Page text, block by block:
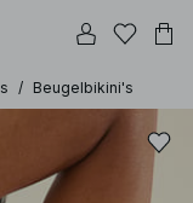
/ Beugelbikini's